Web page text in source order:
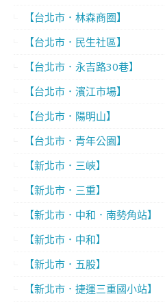
【台北市．林森商圈】
【台北市．民生社區】
【台北市．永吉路30巷】
【台北市．濱江市場】
【台北市．陽明山】
【台北市．青年公園】
【新北市．三峽】
【新北市．三重】
【新北市．中和．南勢角站】
【新北市．中和】
【新北市．五股】
【新北市．捷運三重國小站】